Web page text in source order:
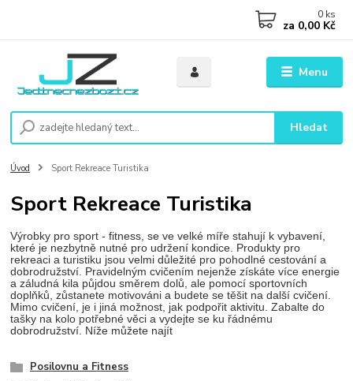
Menu
Hledat
0 ks
za 0,00 Kč
Úvod Sport Rekreace Turistika
Sport Rekreace Turistika
Výrobky pro sport - fitness, se ve velké míře stahují k vybavení,
které je nezbytně nutné pro udržení kondice. Produkty pro
rekreaci a turistiku jsou velmi důležité pro pohodlné cestování a
dobrodružství. Pravidelným cvičením nejenže získáte více energie
a záludná kila půjdou směrem dolů, ale pomocí sportovních
doplňků, zůstanete motivováni a budete se těšit na další cvičení.
Mimo cvičení, je i jiná možnost, jak podpořit aktivitu. Zabalte do
tašky na kolo potřebné věci a vydejte se ku řádnému
dobrodružství. Níže můžete najít
Posilovnu a Fitness